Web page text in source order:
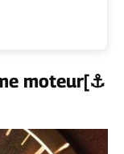
moteur[⚓